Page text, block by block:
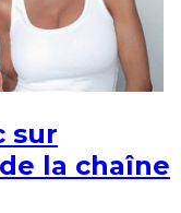
sur
la chaîne